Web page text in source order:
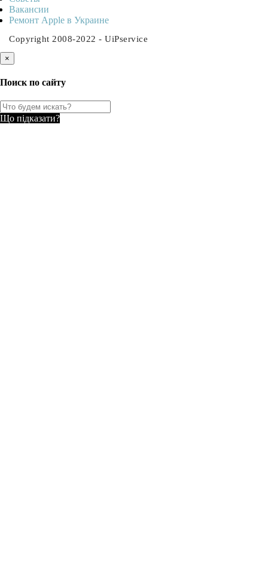
Ваканcии
Ремонт Apple в Украине
Copyright 2008-2022 - UiPservice
×
Поиск по сайту
Що підказати?